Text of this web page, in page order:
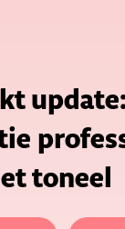
update:
toneel